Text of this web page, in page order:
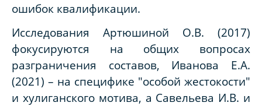
ошибок квалификации.
Исследования Артюшиной О.В. (2017)
фокусируются на общих вопросах
разграничения составов, Иванова Е.А.
(2021) – на специфике "особой жестокости"
и хулиганского мотива, а Савельева И.В. и